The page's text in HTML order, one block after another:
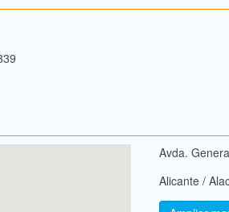
Avda.
Alicante /